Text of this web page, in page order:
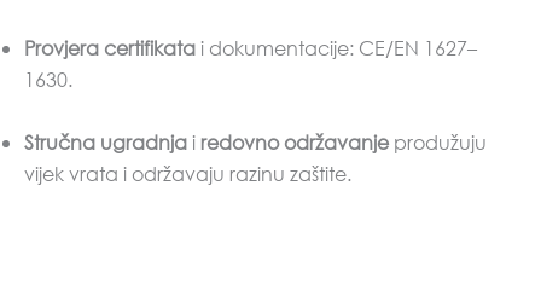
Provjera certifikata i dokumentacije: CE/EN 1627–
1630.
Stručna ugradnja iredovno održavanje produžuju
vijek vrata i održavaju razinu zaštite.